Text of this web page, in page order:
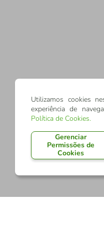
Utilizamos cookies
experiência de
Política de Cookies.
Gerenciar
Permissões de
Cookies